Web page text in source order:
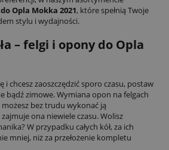
Opla Mokka 2021, które spełnią Twoje
stylu i wydajności.
–felgi i opony do Opla
i chcesz zaoszczędzić sporo czasu, postaw
bądź zimowe. Wymiana opon na felgach
bez trudu wykonać ją
ona niewiele czasu. Wolisz
W przypadku całych kół, za ich
mniej, niż za przełożenie kompletu